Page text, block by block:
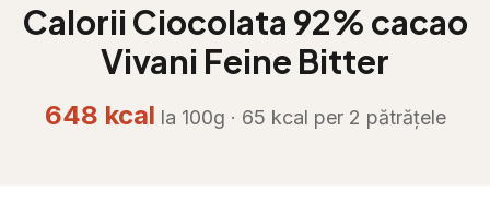
Calorii Ciocolata 92% cacao
Vivani Feine Bitter
648 kcal la 100g · 65 kcal per 2 pătrățele